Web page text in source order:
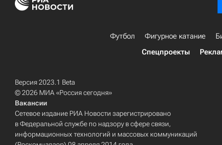
Футбол Фигурное катание
Спецпроекты
Версия 2023.1 Beta
© 2026 МИА «Россия сегодня»
Вакансии
Сетевое издание РИА Новости зарегистрировано
в Федеральной службе по надзору в сфере связи,
информационных технологий и массовых коммуникаций